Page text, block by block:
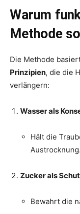
Warum
Methode
Die Methode
Prinzipien, die die
verlängern:
Wasser als
Hält die
Austrocknung.
Zucker als
Bewahrt die